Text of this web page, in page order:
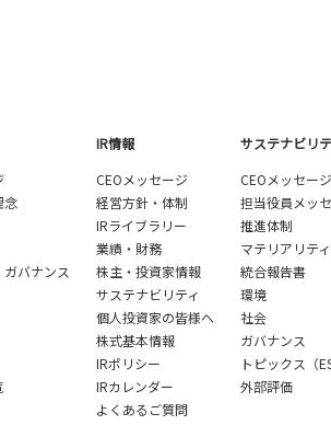
念
バナンス
IR情報
CEOメッセージ
経営方針・体制
IRライブラリー
業績・財務
株主・投資家情報
サステナビリティ
個人投資家の皆様へ
株式基本情報
IRポリシー
IRカレンダー
よくあるご質問
サステナビリ
CEOメッセージ
担当役員メッ
推進体制
マテリアリティ
統合報告書
環境
社会
ガバナンス
トピックス（
外部評価